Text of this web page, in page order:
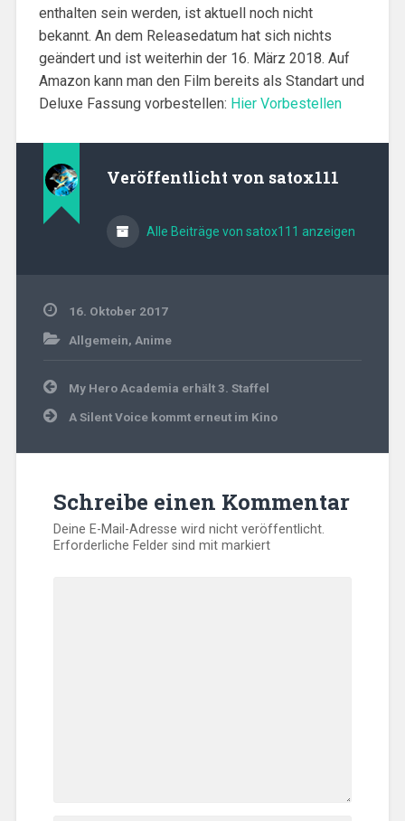
enthalten sein werden, ist aktuell noch nicht
bekannt. An dem Releasedatum hat sich nichts
geändert und ist weiterhin der 16. März 2018. Auf
Amazon kann man den Film bereits als Standart und
Deluxe Fassung vorbestellen: Hier Vorbestellen
Veröffentlicht von satox111
Alle Beiträge von satox111 anzeigen
16. Oktober 2017
Allgemein, Anime
Beitragsnavigation
My Hero Academia erhält 3. Staffel
A Silent Voice kommt erneut im Kino
Schreibe einen Kommentar
Deine E-Mail-Adresse wird nicht veröffentlicht.
Erforderliche Felder sind mitmarkiert